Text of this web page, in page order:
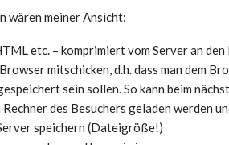
wären meiner Ansicht:
etc. – komprimiert vom Server an
mitschicken, d.h. dass man dem
sein sollen. So kann beim
des Besuchers geladen werden
speichern (Dateigröße!)